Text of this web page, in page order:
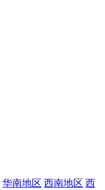
华南地区 西南地区 西